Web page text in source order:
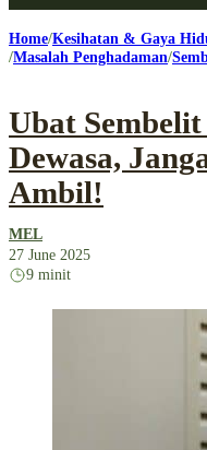
Home Kesihatan & Gaya
Masalah Penghadaman
Ubat
Dewasa,
Ambil!
MEL
27 June 2025
9 minit